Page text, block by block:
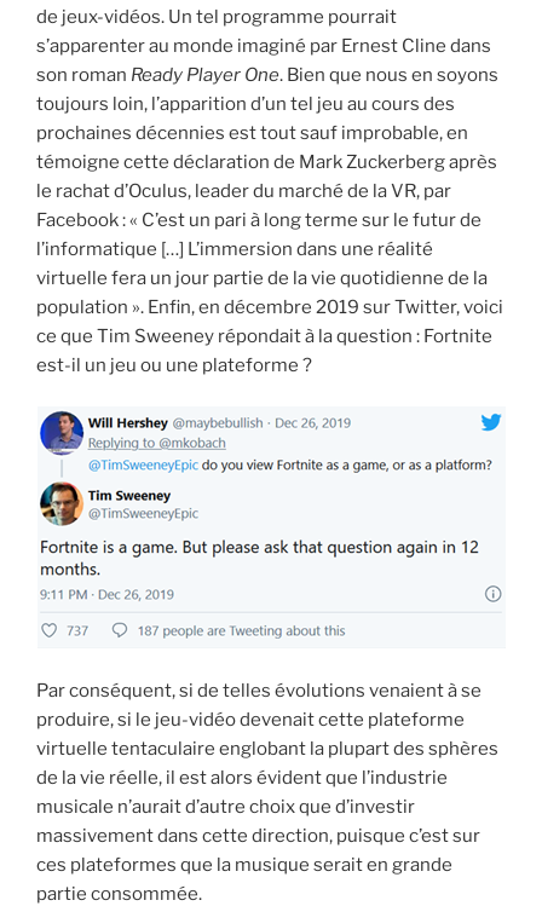
de jeux-vidéos. Un tel programme pourrait
s’apparenter au monde imaginé par Ernest Cline dans
son roman Ready Player One. Bien que nous en soyons
toujours loin, l’apparition d’un tel jeu au cours des
prochaines décennies est tout sauf improbable, en
témoigne cette déclaration de Mark Zuckerberg après
le rachat d’Oculus, leader du marché de la VR, par
Facebook : « C’est un pari à long terme sur le futur de
l’informatique […] L’immersion dans une réalité
virtuelle fera un jour partie de la vie quotidienne de la
population ». Enfin, en décembre 2019 sur Twitter, voici
ce que Tim Sweeney répondait à la question : Fortnite
est-il un jeu ou une plateforme ?
Par conséquent, si de telles évolutions venaient à se
produire, si le jeu-vidéo devenait cette plateforme
virtuelle tentaculaire englobant la plupart des sphères
de la vie réelle, il est alors évident que l’industrie
musicale n’aurait d’autre choix que d’investir
massivement dans cette direction, puisque c’est sur
ces plateformes que la musique serait en grande
partie consommée.